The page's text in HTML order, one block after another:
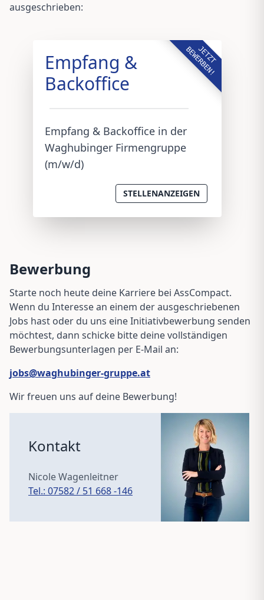
ausgeschrieben:
JETZT
BEWERBEN!
Empfang &
Backoffice
Empfang & Backoffice in der
Waghubinger Firmengruppe
(m/w/d)
STELLENANZEIGEN
Bewerbung
Starte noch heute deine Karriere bei AssCompact.
Wenn du Interesse an einem der ausgeschriebenen
Jobs hast oder du uns eine Initiativbewerbung senden
möchtest, dann schicke bitte deine vollständigen
Bewerbungsunterlagen per E-Mail an:
jobs@waghubinger-gruppe.at
Wir freuen uns auf deine Bewerbung!
Kontakt
Nicole Wagenleitner
Tel.: 07582 / 51 668 -146